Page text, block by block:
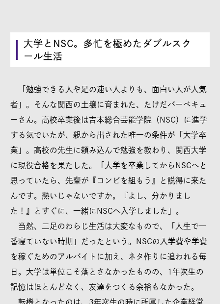
大学とNSC。多忙を極めたダブルスク
ール生活
「勉強できる人や足の速い人よりも、面白い人が人気
者」。そんな関西の土壌に育まれた、たけだバーベキュ
ーさん。高校卒業後は吉本総合芸能学院（NSC）に進学
する気でいたが、親から出された唯一の条件が「大学卒
業」。高校の先生に頼み込んで勉強を教わり、関西大学
に現役合格を果たした。「大学を卒業してからNSCへと
思っていたら、先輩が『コンビを組もう』と説得に来た
んです。熱いじゃないですか。『よし、分かりまし
た！』とすぐに、一緒にNSCへ入学しました」。
当然、二足のわらじ生活は大変なもので、「人生で一
番寝ていない時期」だったという。NSCの入学費や学費
を稼ぐためのアルバイトに加え、ネタ作りに追われる毎
日。大学は単位こそ落とさなかったものの、1年次生の
記憶はほとんどなく、友達をつくる余裕もなかった。
転機となったのは、3年次生の時に所属した企業経営